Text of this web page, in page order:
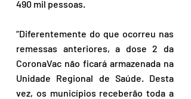
490 mil pessoas.
“Diferentemente do que ocorreu nas
remessas anteriores, a dose 2 da
CoronaVac não ficará armazenada na
Unidade Regional de Saúde. Desta
vez, os municípios receberão toda a